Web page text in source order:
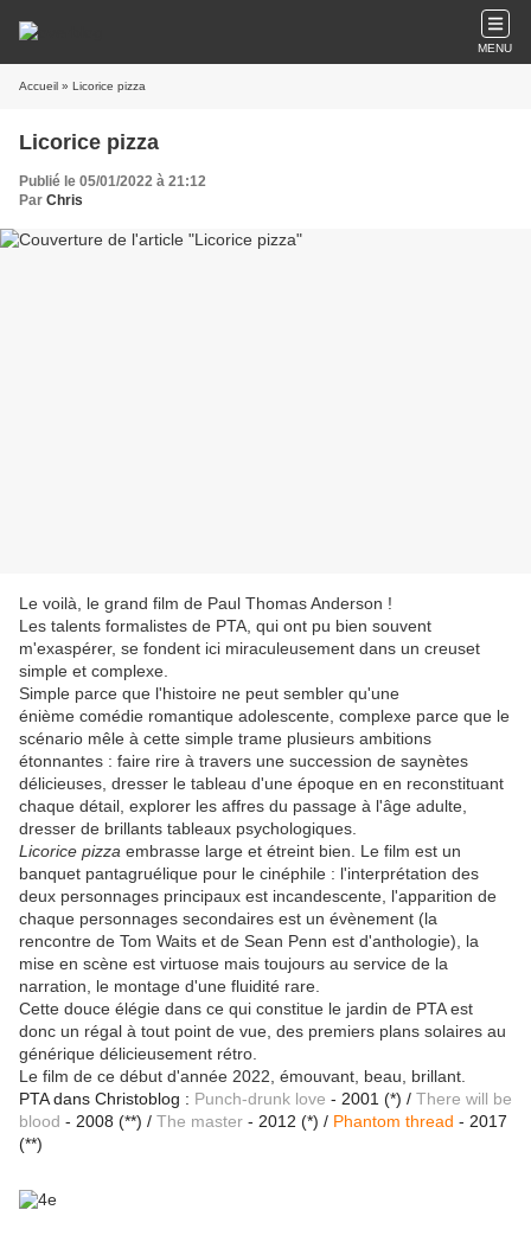
MENU
Accueil » Licorice pizza
Licorice pizza
Publié le 05/01/2022 à 21:12
Par Chris
Le voilà, le grand film de Paul Thomas Anderson !
Les talents formalistes de PTA, qui ont pu bien souvent
m'exaspérer, se fondent ici miraculeusement dans un creuset
simple et complexe.
Simple parce que l'histoire ne peut sembler qu'une
énième comédie romantique adolescente, complexe parce que le
scénario mêle à cette simple trame plusieurs ambitions
étonnantes : faire rire à travers une succession de saynètes
délicieuses, dresser le tableau d'une époque en en reconstituant
chaque détail, explorer les affres du passage à l'âge adulte,
dresser de brillants tableaux psychologiques.
Licorice pizza embrasse large et étreint bien. Le film est un
banquet pantagruélique pour le cinéphile : l'interprétation des
deux personnages principaux est incandescente, l'apparition de
chaque personnages secondaires est un évènement (la
rencontre de Tom Waits et de Sean Penn est d'anthologie), la
mise en scène est virtuose mais toujours au service de la
narration, le montage d'une fluidité rare.
Cette douce élégie dans ce qui constitue le jardin de PTA est
donc un régal à tout point de vue, des premiers plans solaires au
générique délicieusement rétro.
Le film de ce début d'année 2022, émouvant, beau, brillant.
PTA dans Christoblog : Punch-drunk love - 2001 (*) / There will be
blood - 2008 (**) / The master - 2012 (*) / Phantom thread - 2017
(**)